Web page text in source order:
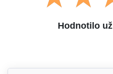
Hodnotilo už